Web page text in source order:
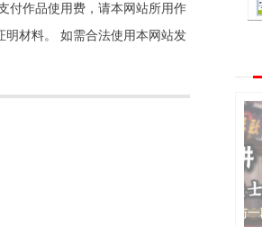
付作品使用费，请本网站所用作
明材料。 如需合法使用本网站发